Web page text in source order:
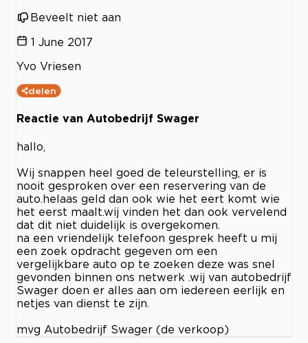
Beveelt niet aan
1 June 2017
Yvo Vriesen
delen
Reactie van Autobedrijf Swager
hallo,
Wij snappen heel goed de teleurstelling, er is
nooit gesproken over een reservering van de
auto.helaas geld dan ook wie het eert komt wie
het eerst maalt.wij vinden het dan ook vervelend
dat dit niet duidelijk is overgekomen.
na een vriendelijk telefoon gesprek heeft u mij
een zoek opdracht gegeven om een
vergelijkbare auto op te zoeken deze was snel
gevonden binnen ons netwerk .wij van autobedrijf
Swager doen er alles aan om iedereen eerlijk en
netjes van dienst te zijn.
mvg Autobedrijf Swager (de verkoop)